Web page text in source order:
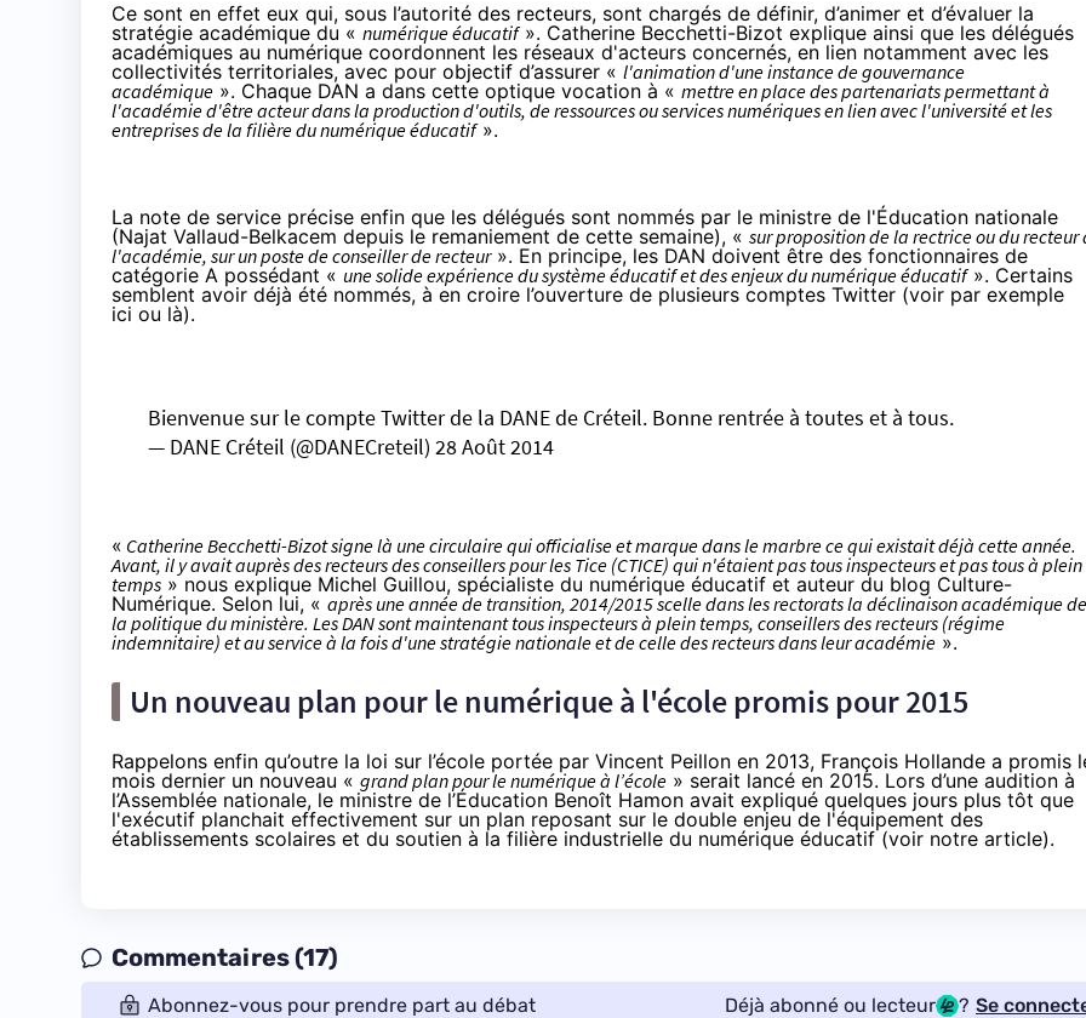
Ce sont en effet eux qui, sous l’autorité des recteurs, sont chargés de définir, d’animer et d’évaluer la
stratégie académique du « numérique éducatif». Catherine Becchetti-Bizot explique ainsi que les délégués
académiques au numérique coordonnent les réseaux d'acteurs concernés, en lien notamment avec les
collectivités territoriales, avec pour objectif d’assurer « l'animation d'une instance de gouvernance
académique ». Chaque DAN a dans cette optique vocation à « mettre en place des partenariats permettant à
l'académie d'être acteur dans la production d'outils, de ressources ou services numériques en lien avec l'université et les
entreprises de la filière du numérique éducatif».
La note de service précise enfin que les délégués sont nommés par le ministre de l'Éducation nationale
(Najat Vallaud-Belkacem depuis le remaniement de cette semaine), « sur proposition de la rectrice ou du recteur
l'académie, sur un poste de conseiller de recteur». En principe, les DAN doivent être des fonctionnaires de
catégorie A possédant « une solide expérience du système éducatif et des enjeux du numérique éducatif». Certains
semblent avoir déjà été nommés, à en croire l’ouverture de plusieurs comptes Twitter (voir par exemple
ici ou là).
Bienvenue sur le compte Twitter de la DANE de Créteil. Bonne rentrée à toutes et à tous.
— DANE Créteil (@DANECreteil) 28 Août 2014
« Catherine Becchetti-Bizot signe là une circulaire qui officialise et marque dans le marbre ce qui existait déjà cette année.
Avant, il y avait auprès des recteurs des conseillers pour les Tice (CTICE) qui n'étaient pas tous inspecteurs et pas tous à plein
temps » nous explique Michel Guillou, spécialiste du numérique éducatif et auteur du blog Culture-
Numérique. Selon lui, « après une année de transition, 2014/2015 scelle dans les rectorats la déclinaison académique de
la politique du ministère. Les DAN sont maintenant tous inspecteurs à plein temps, conseillers des recteurs (régime
indemnitaire) et au service à la fois d'une stratégie nationale et de celle des recteurs dans leur académie ».
Un nouveau plan pour le numérique à l'école promis pour 2015
Rappelons enfin qu’outre la loi sur l’école portée par Vincent Peillon en 2013, François Hollande a promis
mois dernier un nouveau « grand plan pour le numérique à l’école » serait lancé en 2015. Lors d’une audition à
l’Assemblée nationale, le ministre de l’Éducation Benoît Hamon avait expliqué quelques jours plus tôt que
l'exécutif planchait effectivement sur un plan reposant sur le double enjeu de l'équipement des
établissements scolaires et du soutien à la filière industrielle du numérique éducatif (voir notre article).
Commentaires (17)
Abonnez-vous pour prendre part au débat Déjà abonné ou lecteur ? Se